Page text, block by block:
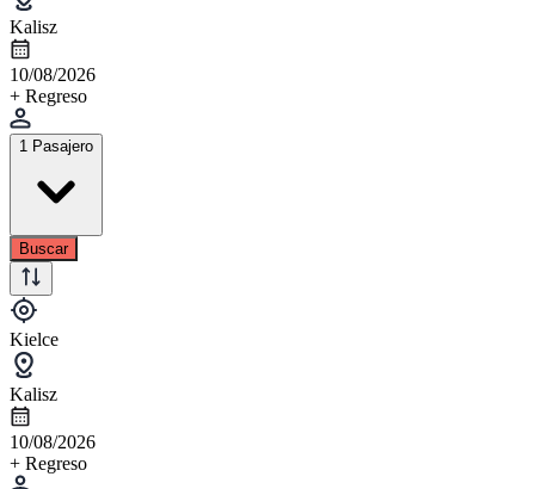
Kalisz
10/08/2026
+ Regreso
1 Pasajero
Buscar
Kielce
Kalisz
10/08/2026
+ Regreso